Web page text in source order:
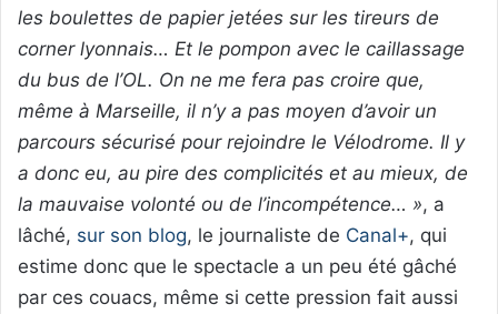
les boulettes de papier jetées sur les tireurs de
corner lyonnais… Et le pompon avec le caillassage
du bus de l’OL. On ne me fera pas croire que,
même à Marseille, il n’y a pas moyen d’avoir un
parcours sécurisé pour rejoindre le Vélodrome. Il y
a donc eu, au pire des complicités et au mieux, de
la mauvaise volonté ou de l’incompétence… », a
lâché, sur son blog, le journaliste de Canal+, qui
estime donc que le spectacle a un peu été gâché
par ces couacs, même si cette pression fait aussi